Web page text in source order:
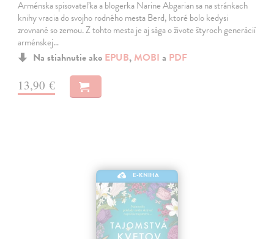
Arménska spisovateľka a blogerka Narine Abgarian sa na stránkach
knihy vracia do svojho rodného mesta Berd, ktoré bolo kedysi
zrovnané so zemou. Z tohto mesta je aj sága o živote štyroch generácií
arménskej…
Na stiahnutie ako EPUB, MOBI a PDF
13,90 €
E-KNIHA